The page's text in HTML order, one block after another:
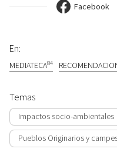
Facebook
En:
MEDIATECA84
Temas
Impactos socio-ambientales
Pueblos Originarios y